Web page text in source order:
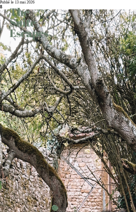
Publié le 13 mai 2026
8